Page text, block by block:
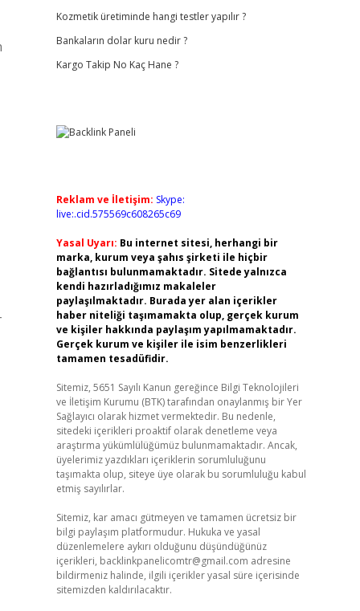
Kozmetik üretiminde hangi testler yapılır ?
Bankaların dolar kuru nedir ?
Kargo Takip No Kaç Hane ?
Reklam ve İletişim: Skype:
live:.cid.575569c608265c69
Yasal Uyarı: Bu internet sitesi, herhangi bir
marka, kurum veya şahıs şirketi ile hiçbir
bağlantısı bulunmamaktadır. Sitede yalnızca
kendi hazırladığımız makaleler
paylaşılmaktadır. Burada yer alan içerikler
haber niteliği taşımamakta olup, gerçek kurum
ve kişiler hakkında paylaşım yapılmamaktadır.
Gerçek kurum ve kişiler ile isim benzerlikleri
tamamen tesadüfidir.
Sitemiz, 5651 Sayılı Kanun gereğince Bilgi Teknolojileri
ve İletişim Kurumu (BTK) tarafından onaylanmış bir Yer
Sağlayıcı olarak hizmet vermektedir. Bu nedenle,
sitedeki içerikleri proaktif olarak denetleme veya
araştırma yükümlülüğümüz bulunmamaktadır. Ancak,
üyelerimiz yazdıkları içeriklerin sorumluluğunu
taşımakta olup, siteye üye olarak bu sorumluluğu kabul
etmiş sayılırlar.
Sitemiz, kar amacı gütmeyen ve tamamen ücretsiz bir
bilgi paylaşım platformudur. Hukuka ve yasal
düzenlemelere aykırı olduğunu düşündüğünüz
içerikleri, backlinkpanelicomtr@gmail.com adresine
bildirmeniz halinde, ilgili içerikler yasal süre içerisinde
sitemizden kaldırılacaktır.